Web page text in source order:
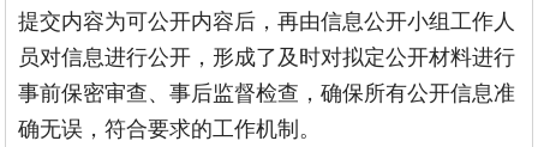
提交内容为可公开内容后，再由信息公开小组工作人
员对信息进行公开，形成了及时对拟定公开材料进行
事前保密审查、事后监督检查，确保所有公开信息准
确无误，符合要求的工作机制。